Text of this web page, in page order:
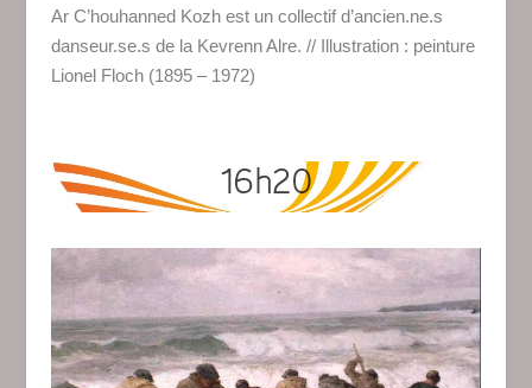
Ar C’houhanned Kozh est un collectif d’ancien.ne.s
danseur.se.s de la Kevrenn Alre. // Illustration : peinture
Lionel Floch (1895 – 1972)
16h20